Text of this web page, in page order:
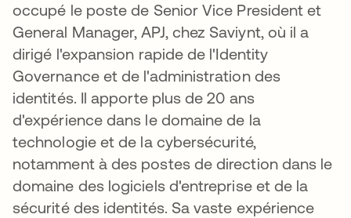
occupé le poste de Senior Vice President et
General Manager, APJ, chez Saviynt, où il a
dirigé l'expansion rapide de l'Identity
Governance et de l'administration des
identités. Il apporte plus de 20 ans
d'expérience dans le domaine de la
technologie et de la cybersécurité,
notamment à des postes de direction dans le
domaine des logiciels d'entreprise et de la
sécurité des identités. Sa vaste expérience